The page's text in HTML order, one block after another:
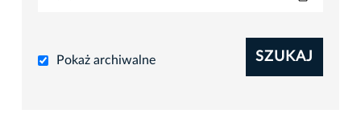
Pokaż archiwalne SZUKAJ